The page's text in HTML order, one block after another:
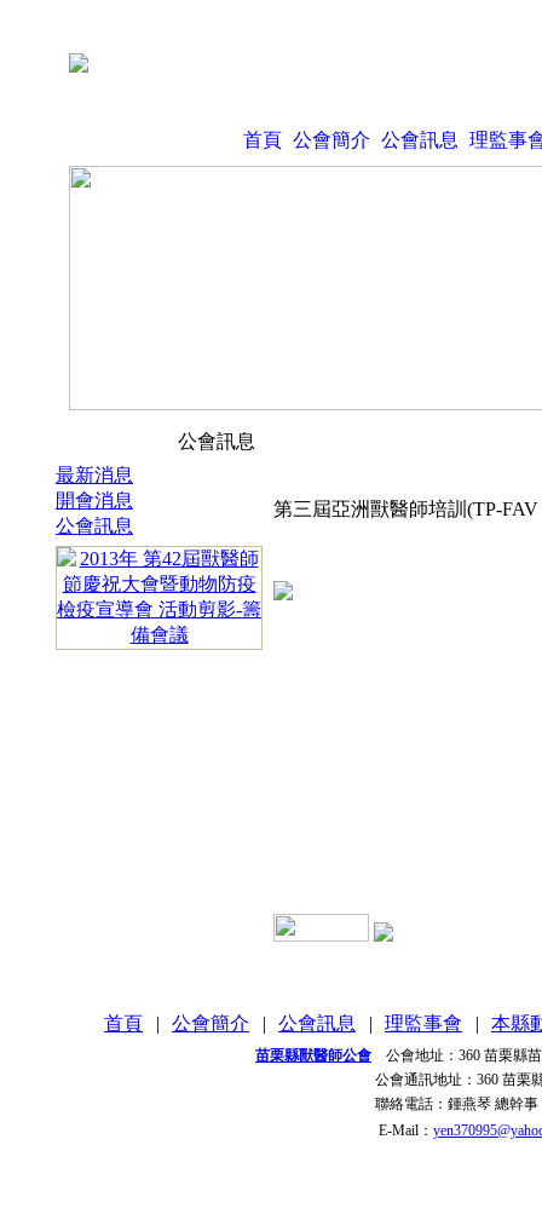
首頁 公會簡介 公會訊息 理監事
公會訊息
最新消息
開會消息
公會訊息
第三屆亞洲獸醫師培訓(TP-
首頁 | 公會簡介 | 公會訊息 | 理監事會 | 本縣
苗栗縣獸醫師公會 公會地址： 360 苗栗縣
公會通訊地址： 360 苗栗
聯絡電話： 鍾燕琴 總幹事
E-Mail：